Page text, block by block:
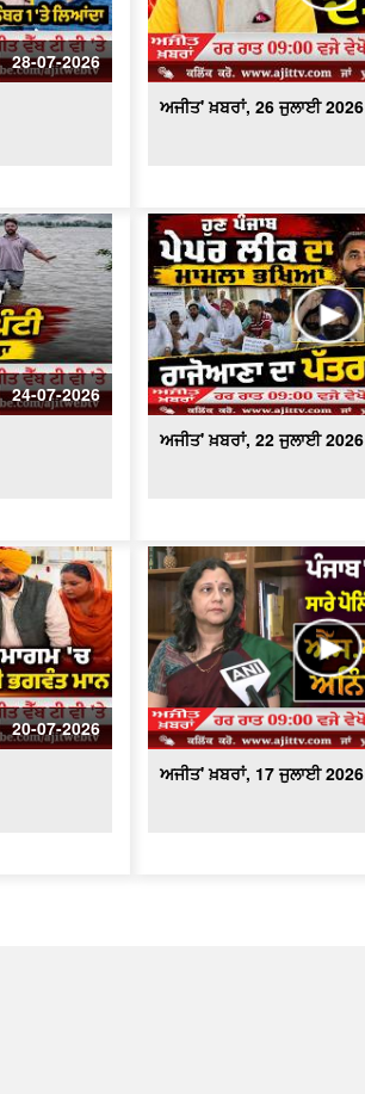
ਅਜੀਤ' ਖ਼ਬਰਾਂ, 17 ਜੁਲਾਈ 2026
28-07-2026
ਅਜੀਤ' ਖ਼ਬਰਾਂ, 26 ਜੁਲਾਈ 2026
24-07-2026
ਅਜੀਤ' ਖ਼ਬਰਾਂ, 22 ਜੁਲਾਈ 2026
20-07-2026
ਅਜੀਤ' ਖ਼ਬਰਾਂ, 17 ਜੁਲਾਈ 2026